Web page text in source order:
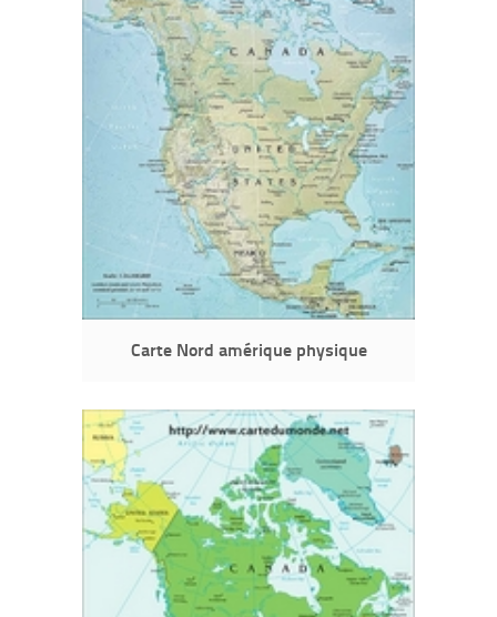
Carte Nord amérique physique